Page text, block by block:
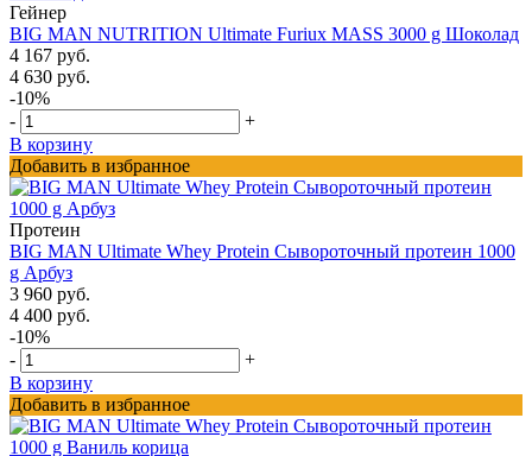
Гейнер
BIG MAN NUTRITION Ultimate Furiux MASS 3000 g Шоколад
4 167 руб.
4 630 руб.
-10%
-
+
В корзину
Добавить в избранное
Протеин
BIG MAN Ultimate Whey Protein Сывороточный протеин 1000
g Арбуз
3 960 руб.
4 400 руб.
-10%
-
+
В корзину
Добавить в избранное